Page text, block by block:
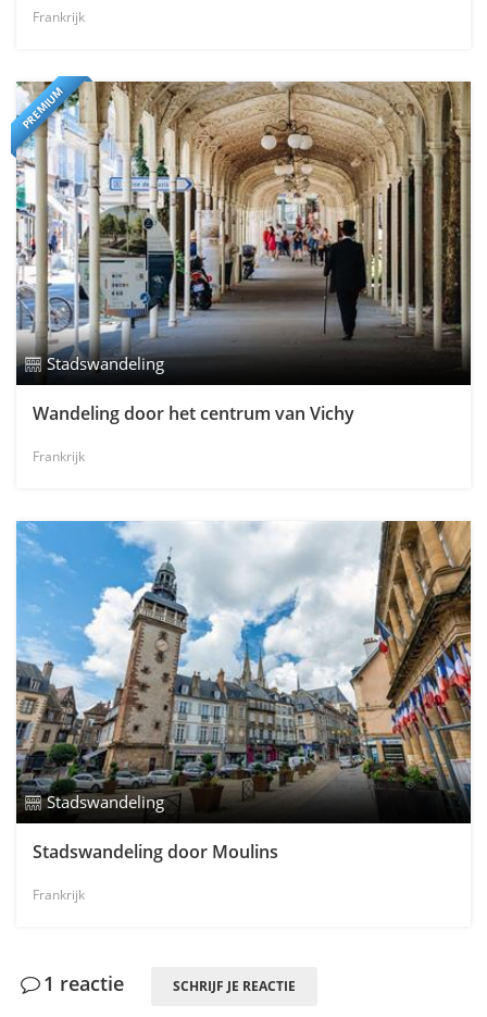
Frankrijk
PREMIUM
Stadswandeling
Wandeling door het centrum van Vichy
Frankrijk
Stadswandeling
Stadswandeling door Moulins
Frankrijk
1 reactie SCHRIJF JE REACTIE